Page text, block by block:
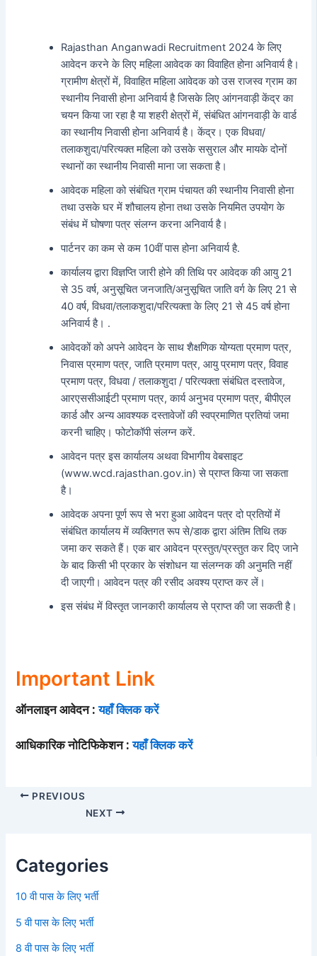
Rajasthan Anganwadi Recruitment 2024के लिए
आवेदन करने के लिए महिला आवेदक का विवाहित होना अनिवार्य है।
ग्रामीण क्षेत्रों में, विवाहित महिला आवेदक को उस राजस्व ग्राम का
स्थानीय निवासी होना अनिवार्य है जिसके लिए आंगनवाड़ी केंद्र का
चयन किया जा रहा है या शहरी क्षेत्रों में, संबंधित आंगनवाड़ी के वार्ड
का स्थानीय निवासी होना अनिवार्य है। केंद्र। एक विधवा/
तलाकशुदा/परित्यक्त महिला को उसके ससुराल और मायके दोनों
स्थानों का स्थानीय निवासी माना जा सकता है।
आवेदक महिला को संबंधित ग्राम पंचायत की स्थानीय निवासी होना
तथा उसके घर में शौचालय होना तथा उसके नियमित उपयोग के
संबंध में घोषणा पत्र संलग्न करना अनिवार्य है।
पार्टनर का कम से कम 10वीं पास होना अनिवार्य है.
कार्यालय द्वारा विज्ञप्ति जारी होने की तिथि पर आवेदक की आयु 21
से 35 वर्ष, अनुसूचित जनजाति/अनुसूचित जाति वर्ग के लिए 21 से
40 वर्ष, विधवा/तलाकशुदा/परित्यक्ता के लिए 21 से 45 वर्ष होना
अनिवार्य है। .
आवेदकों को अपने आवेदन के साथ शैक्षणिक योग्यता प्रमाण पत्र,
निवास प्रमाण पत्र, जाति प्रमाण पत्र, आयु प्रमाण पत्र, विवाह
प्रमाण पत्र, विधवा / तलाकशुदा / परित्यक्ता संबंधित दस्तावेज,
आरएससीआईटी प्रमाण पत्र, कार्य अनुभव प्रमाण पत्र, बीपीएल
कार्ड और अन्य आवश्यक दस्तावेजों की स्वप्रमाणित प्रतियां जमा
करनी चाहिए। फोटोकॉपी संलग्न करें.
आवेदन पत्र इस कार्यालय अथवा विभागीय वेबसाइट
(www.wcd.rajasthan.gov.in) से प्राप्त किया जा सकता
है।
आवेदक अपना पूर्ण रूप से भरा हुआ आवेदन पत्र दो प्रतियों में
संबंधित कार्यालय में व्यक्तिगत रूप से/डाक द्वारा अंतिम तिथि तक
जमा कर सकते हैं। एक बार आवेदन प्रस्तुत/प्रस्तुत कर दिए जाने
के बाद किसी भी प्रकार के संशोधन या संलग्नक की अनुमति नहीं
दी जाएगी। आवेदन पत्र की रसीद अवश्य प्राप्त कर लें।
इस संबंध में विस्तृत जानकारी कार्यालय से प्राप्त की जा सकती है।
Important Link
ऑनलाइन आवेदन :यहाँ क्लिक करें
आधिकारिक नोटिफिकेशन :यहाँ क्लिक करें
PREVIOUS
NEXT
Categories
10 वी पास के लिए भर्ती
5 वी पास के लिए भर्ती
8 वी पास के लिए भर्ती